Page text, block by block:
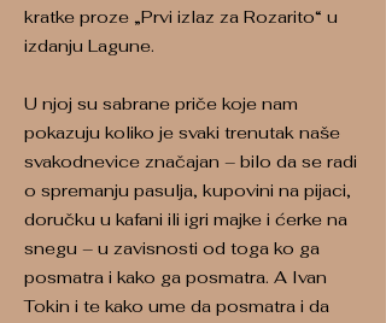
kratke proze „Prvi izlaz za Rozarito“ u
izdanju Lagune.
U njoj su sabrane priče koje nam
pokazuju koliko je svaki trenutak naše
svakodnevice značajan – bilo da se radi
o spremanju pasulja, kupovini na pijaci,
doručku u kafani ili igri majke i ćerke na
snegu – u zavisnosti od toga ko ga
posmatra i kako ga posmatra. A Ivan
Tokin i te kako ume da posmatra i da